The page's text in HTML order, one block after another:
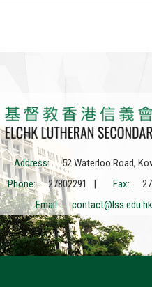
Address:
52 Waterloo Road,
Phone:
27802291 | Fax:
Email:
contact@lss.edu.hk